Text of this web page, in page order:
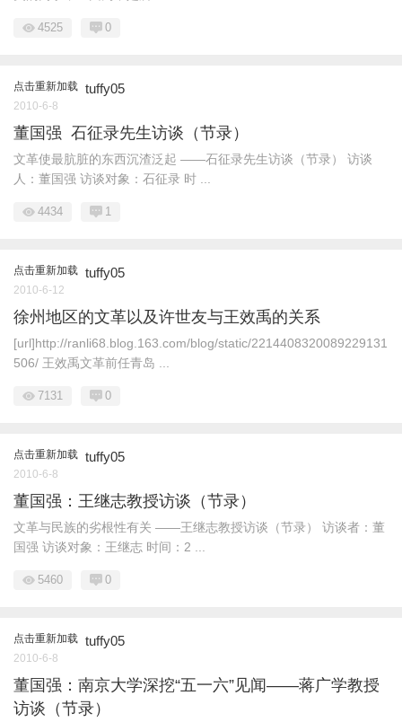
4525 0
点击重新加载 tuffy05
2010-6-8
董国强 石征录先生访谈（节录）
文革使最肮脏的东西沉渣泛起 ——石征录先生访谈（节录） 访谈
人：董国强 访谈对象：石征录 时 ...
4434 1
点击重新加载 tuffy05
2010-6-12
徐州地区的文革以及许世友与王效禹的关系
[url]http://ranli68.blog.163.com/blog/static/2214408320089229131
506/ 王效禹文革前任青岛 ...
7131 0
点击重新加载 tuffy05
2010-6-8
董国强：王继志教授访谈（节录）
文革与民族的劣根性有关 ——王继志教授访谈（节录） 访谈者：董
国强 访谈对象：王继志 时间：2 ...
5460 0
点击重新加载 tuffy05
2010-6-8
董国强：南京大学深挖“五一六”见闻——蒋广学教授
访谈（节录）